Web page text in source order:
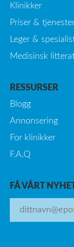
Klinikker
Priser &
Leger &
Medisinsk
RESSURSER
Blogg
Annonsering
For klinikker
F.A.Q
FÅ VÅRT